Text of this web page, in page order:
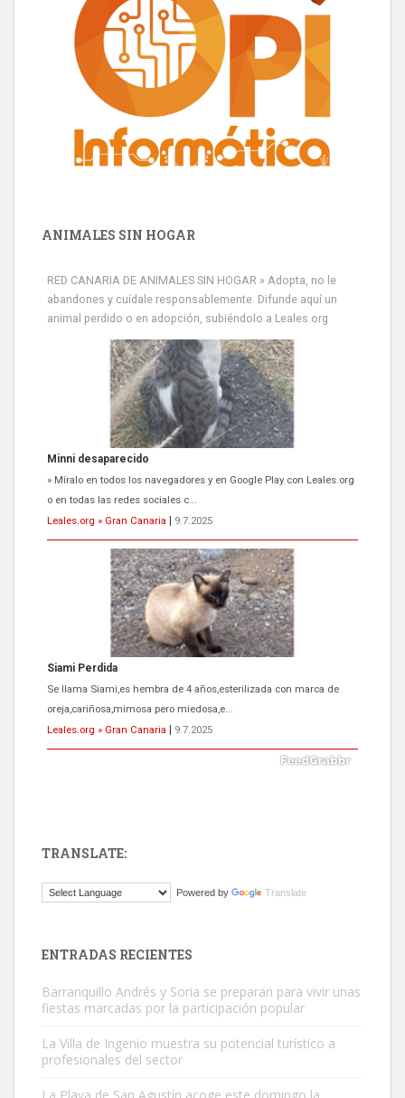
ANIMALES SIN HOGAR
RED CANARIA DE ANIMALES SIN HOGAR » Adopta, no le
abandones y cuídale responsablemente. Difunde aquí un
animal perdido o en adopción, subiéndolo a Leales.org
Siami Perdida
Se llama Siami,es hembra de 4 años,esterilizada con marca de
oreja,cariñosa,mimosa pero miedosa,e...
Leales.org » Gran Canaria
9.7.2025
ADOPCIÓN URGENTE GATA TEROR GRAN CANARIA
El ayuntamiento se va a llevar a Los Gatos callejeros de la zona los
próximos días, ella incluida...
Leales.org » Gran Canaria
9.7.2025
Este gato macho ha aparecido en la calle hace menos de un mes,
TRANSLATE:
Powered by Translate
ENTRADAS RECIENTES
Barranquillo Andrés y Soria se preparan para vivir unas
fiestas marcadas por la participación popular
La Villa de Ingenio muestra su potencial turístico a
profesionales del sector